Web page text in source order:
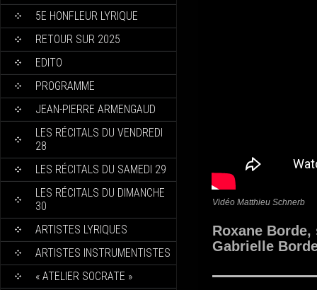
5E HONFLEUR LYRIQUE
RETOUR SUR 2025
EDITO
PROGRAMME
JEAN-PIERRE ARMENGAUD
LES RÉCITALS DU VENDREDI
28
LES RÉCITALS DU SAMEDI 29
LES RÉCITALS DU DIMANCHE
30
ARTISTES LYRIQUES
ARTISTES INSTRUMENTISTES
« ATELIER SOCRATE »
Vidéo Matthieu Schnerb
Roxane
Gabrielle